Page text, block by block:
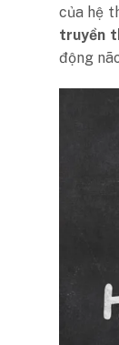
của hệ
truyền
động